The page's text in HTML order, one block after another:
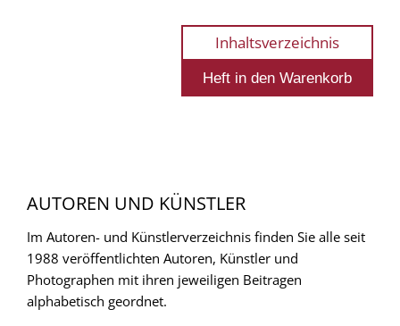
Inhaltsverzeichnis
AUTOREN UND KÜNSTLER
Im Autoren- und Künstlerverzeichnis finden Sie alle seit
1988 veröffentlichten Autoren, Künstler und
Photographen mit ihren jeweiligen Beitragen
alphabetisch geordnet.